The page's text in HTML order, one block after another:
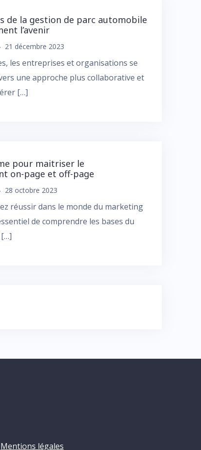
de la gestion de parc automobile
l’avenir
21 décembre 2023
les entreprises et organisations se
une approche plus collaborative et
[…]
pour maitriser le
on-page et off-page
28 octobre 2023
réussir dans le monde du marketing
de comprendre les bases du
Mentions légales